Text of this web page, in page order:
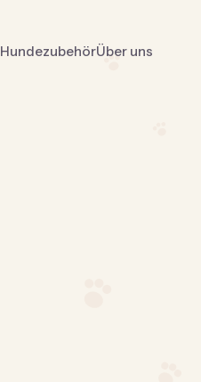
HundezubehörÜber uns